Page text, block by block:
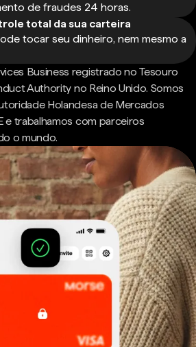
de fraudes 24 horas.
total da sua carteira
tocar seu dinheiro, nem mesmo a
Business registrado no Tesouro
Authority no Reino Unido. Somos
Holandesa de Mercados
e trabalhamos com parceiros
o mundo.